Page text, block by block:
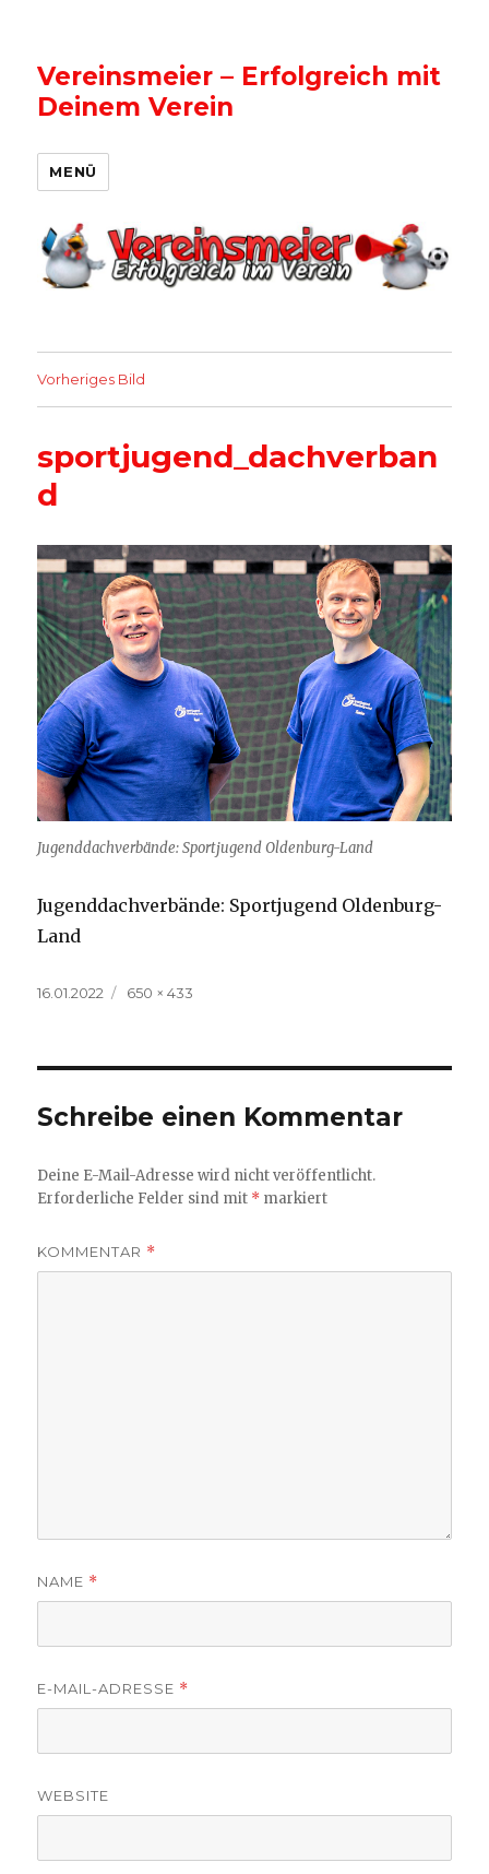
Vereinsmeier – Erfolgreich mit
Deinem Verein
MENÜ
Vorheriges Bild
sportjugend_dachverban
d
Jugenddachverbände: Sportjugend Oldenburg-Land
Jugenddachverbände: Sportjugend Oldenburg-
Land
Veröffentlicht
16.01.2022
Volle
650 × 433
Schreibe einen Kommentar
Deine E-Mail-Adresse wird nicht veröffentlicht.
Erforderliche Felder sind mit * markiert
KOMMENTAR *
NAME *
E-MAIL-ADRESSE *
WEBSITE